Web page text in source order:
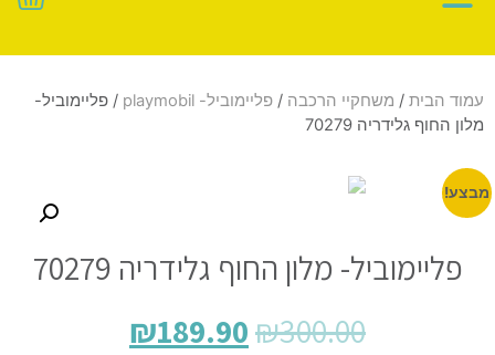
עמוד הבית / משחקיי הרכבה / פליימוביל- playmobil
/ פליימוביל-
מלון החוף גלידריה 70279
מבצע!
פליימוביל- מלון החוף גלידריה 70279
₪300.00
₪189.90